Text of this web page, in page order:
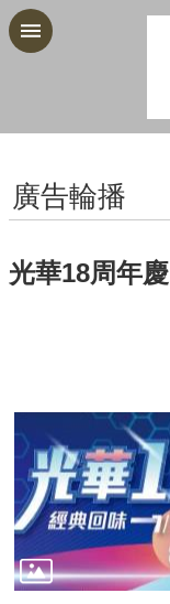
跳到主要內容區塊
廣告輪播
光華18周年慶